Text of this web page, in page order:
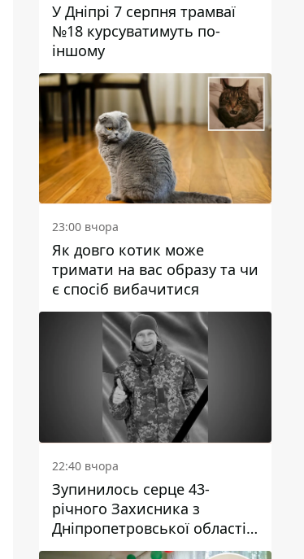
У Дніпрі 7 серпня трамваї
№18 курсуватимуть по-
іншому
23:00 вчора
Як довго котик може
тримати на вас образу та чи
є спосіб вибачитися
22:40 вчора
Зупинилось серце 43-
річного Захисника з
Дніпропетровської області
Євгена Зінченка